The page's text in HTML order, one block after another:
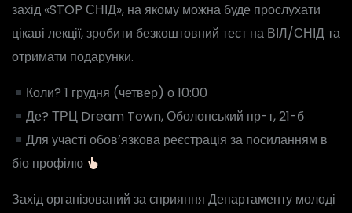
захід «STOP СНІД», на якому можна буде прослухати
цікаві лекції, зробити безкоштовний тест на ВІЛ/СНІД та
отримати подарунки.
Коли? 1 грудня (четвер) о 10:00
Де? ТРЦ Dream Town, Оболонський пр-т, 21-б
Для участі обов’язкова реєстрація за посиланням в
біо профілю
Захід організований за сприяння Департаменту молоді